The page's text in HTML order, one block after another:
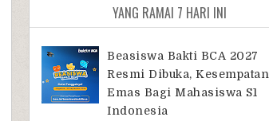
YANG RAMAI 7 HARI INI
Beasiswa Bakti BCA 2027
Resmi Dibuka, Kesempatan
Emas Bagi Mahasiswa S1
Indonesia